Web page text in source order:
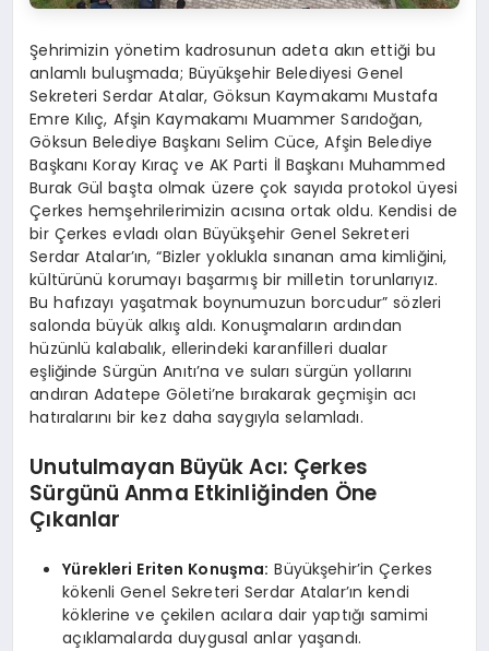
Şehrimizin yönetim kadrosunun adeta akın ettiği bu
anlamlı buluşmada; Büyükşehir Belediyesi Genel
Sekreteri Serdar Atalar, Göksun Kaymakamı Mustafa
Emre Kılıç, Afşin Kaymakamı Muammer Sarıdoğan,
Göksun Belediye Başkanı Selim Cüce, Afşin Belediye
Başkanı Koray Kıraç ve AK Parti İl Başkanı Muhammed
Burak Gül başta olmak üzere çok sayıda protokol üyesi
Çerkes hemşehrilerimizin acısına ortak oldu. Kendisi de
bir Çerkes evladı olan Büyükşehir Genel Sekreteri
Serdar Atalar’ın, “Bizler yoklukla sınanan ama kimliğini,
kültürünü korumayı başarmış bir milletin torunlarıyız.
Bu hafızayı yaşatmak boynumuzun borcudur” sözleri
salonda büyük alkış aldı. Konuşmaların ardından
hüzünlü kalabalık, ellerindeki karanfilleri dualar
eşliğinde Sürgün Anıtı’na ve suları sürgün yollarını
andıran Adatepe Göleti’ne bırakarak geçmişin acı
hatıralarını bir kez daha saygıyla selamladı.
Unutulmayan Büyük Acı: Çerkes
Sürgünü Anma Etkinliğinden Öne
Çıkanlar
Yürekleri Eriten Konuşma: Büyükşehir’in Çerkes
kökenli Genel Sekreteri Serdar Atalar’ın kendi
köklerine ve çekilen acılara dair yaptığı samimi
açıklamalarda duygusal anlar yaşandı.